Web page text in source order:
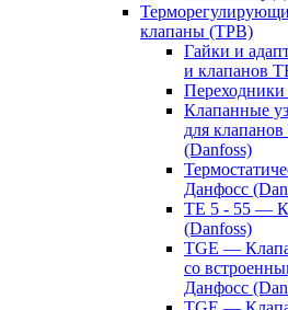
клапаны (ТРВ)
Гайки и
и клапанов
Клапанные
для
(Danfoss)
Данфосс
TE 5 - 55 —
(Danfoss)
TGE —
со
Данфосс